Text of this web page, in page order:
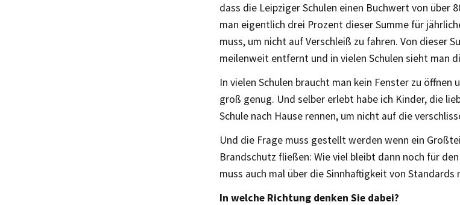
dass die Leipziger Schulen einen Buchwert von über
man eigentlich drei Prozent dieser Summe für
muss, um nicht auf Verschleiß zu fahren. Von dieser
meilenweit entfernt und in vielen Schulen sieht man
In vielen Schulen braucht man kein Fenster zu öffnen
groß genug. Und selber erlebt habe ich Kinder, die
Schule nach Hause rennen, um nicht auf die
Und die Frage muss gestellt werden wenn ein
Brandschutz fließen: Wie viel bleibt dann noch für
muss auch mal über die Sinnhaftigkeit von Standards
In welche Richtung denken Sie dabei?